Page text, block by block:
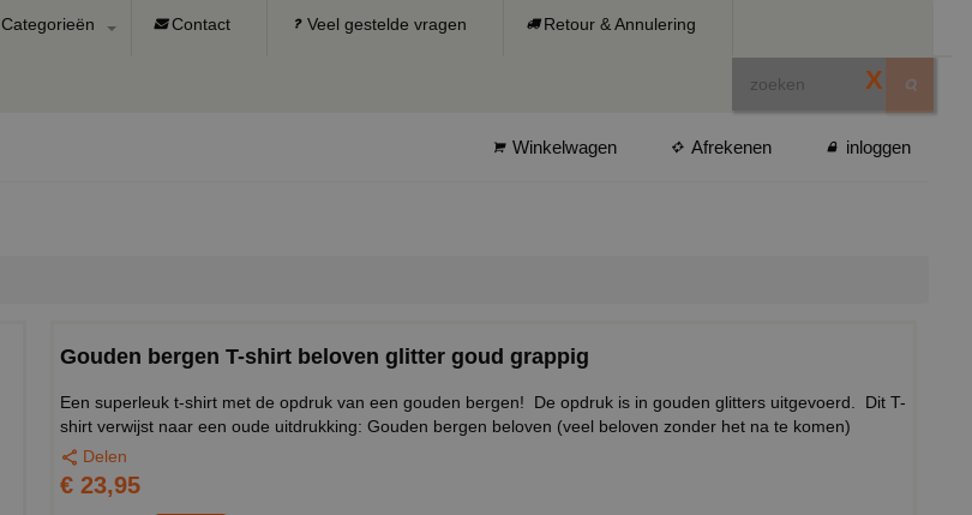
Categorieën Contact Veel gestelde vragen Retour & Annulering
X
Winkelwagen Afrekenen inloggen
Gouden bergen T-shirt beloven glitter goud grappig
Een superleuk t-shirt met de opdruk van een gouden bergen! De opdruk is in gouden glitters uitgevoerd. Dit T-
shirt verwijst naar een oude uitdrukking: Gouden bergen beloven (veel beloven zonder het na te komen)
Delen
€ 23,95